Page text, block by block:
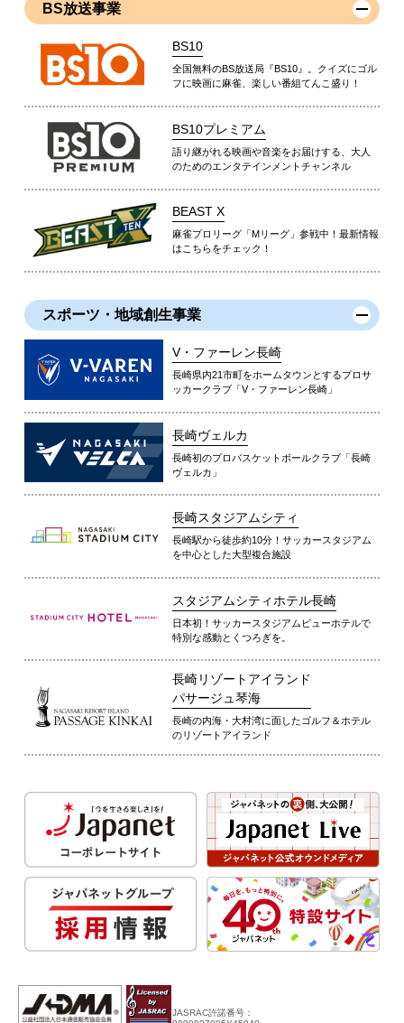
BS放送事業
BS10
全国無料のBS放送局『BS10』。クイズにゴル
フに映画に麻雀、楽しい番組てんこ盛り！
BS10プレミアム
語り継がれる映画や音楽をお届けする、大人
のためのエンタテインメントチャンネル
BEAST X
麻雀プロリーグ「Mリーグ」参戦中！最新情報
はこちらをチェック！
スポーツ・地域創生事業
V・ファーレン長崎
長崎県内21市町をホームタウンとするプロサ
ッカークラブ「V・ファーレン長崎」
長崎ヴェルカ
長崎初のプロバスケットボールクラブ「長崎
ヴェルカ」
長崎スタジアムシティ
長崎駅から徒歩約10分！サッカースタジアム
を中心とした大型複合施設
スタジアムシティホテル長崎
日本初！サッカースタジアムビューホテルで
特別な感動とくつろぎを。
長崎リゾートアイランド
パサージュ琴海
長崎の内海・大村湾に面したゴルフ＆ホテル
のリゾートアイランド
JASRAC許諾番号：